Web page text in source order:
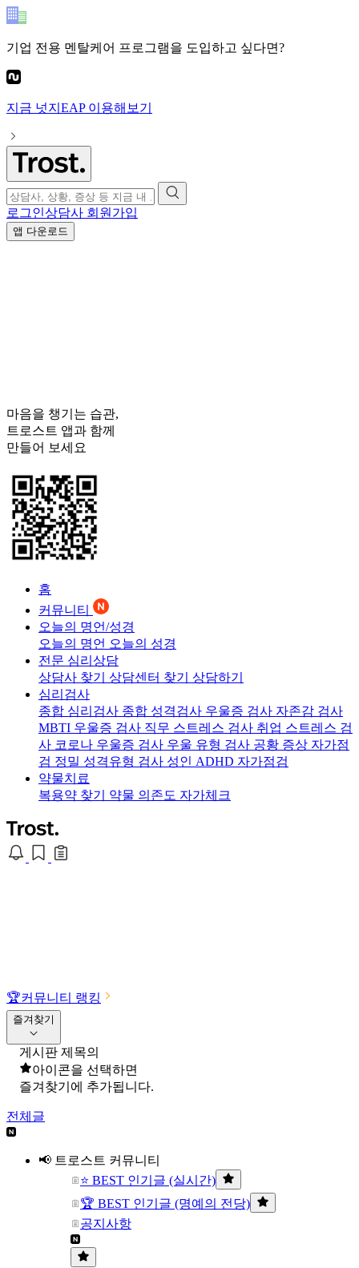
기업 전용 멘탈케어 프로그램을 도입하고 싶다면?
지금 넛지EAP이용해보기
로그인상담사 회원가입
앱 다운로드
마음을 챙기는 습관,
트로스트 앱과 함께
만들어 보세요
홈
커뮤니티
오늘의 명언/성경
오늘의 명언 오늘의 성경
전문 심리상담
상담사 찾기 상담센터 찾기 상담하기
심리검사
종합 심리검사 종합 성격검사 우울증 검사 자존감 검사
MBTI 우울증 검사 직무 스트레스 검사 취업 스트레스 검
사 코로나 우울증 검사 우울 유형 검사 공황 증상 자가점
검 정밀 성격유형 검사 성인 ADHD 자가점검
약물치료
복용약 찾기 약물 의존도 자가체크
🏆커뮤니티 랭킹
즐겨찾기
게시판 제목의
아이콘을 선택하면
즐겨찾기에 추가됩니다.
전체글
📢 트로스트 커뮤니티
⭐ BEST 인기글 (실시간)
🏆 BEST 인기글 (명예의 전당)
공지사항